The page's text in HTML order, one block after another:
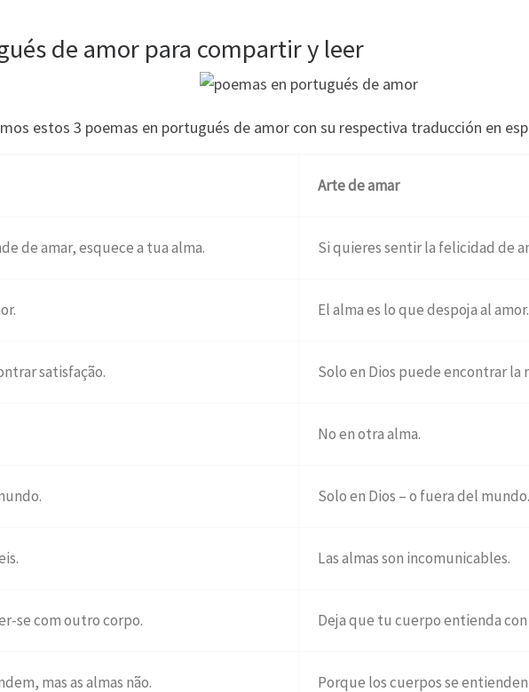
de amor para compartir y leer
estos 3 poemas en portugués de amor con su respectiva traducción en
Arte de amar
de amar, esquece a tua alma. Si quieres sentir la felicidad de
El alma es lo que despoja al amor.
satisfação. Solo en Dios puede encontrar la
No en otra alma.
Solo en Dios – o fuera del mundo.
Las almas son incomunicables.
se com outro corpo. Deja que tu cuerpo entienda
mas as almas não. Porque los cuerpos se